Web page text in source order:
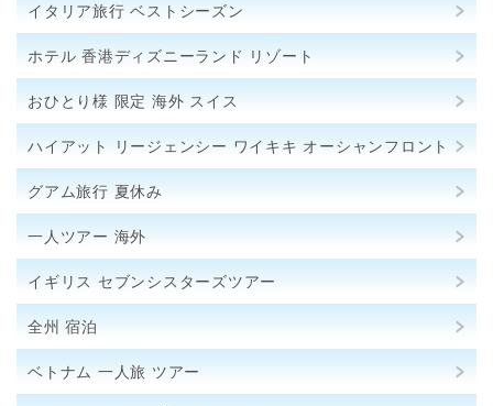
イタリア旅行 ベストシーズン
ホテル 香港ディズニーランド リゾート
おひとり様 限定 海外 スイス
ハイアット リージェンシー ワイキキ オーシャンフロント
グアム旅行 夏休み
一人ツアー 海外
イギリス セブンシスターズツアー
全州 宿泊
ベトナム 一人旅 ツアー